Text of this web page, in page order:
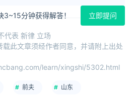
分钟获得解答！ 立即提问
代表 新律 立场
载此文章须经作者同意，并请附上出处
learn/xingshi/5302.html
前夫 山东